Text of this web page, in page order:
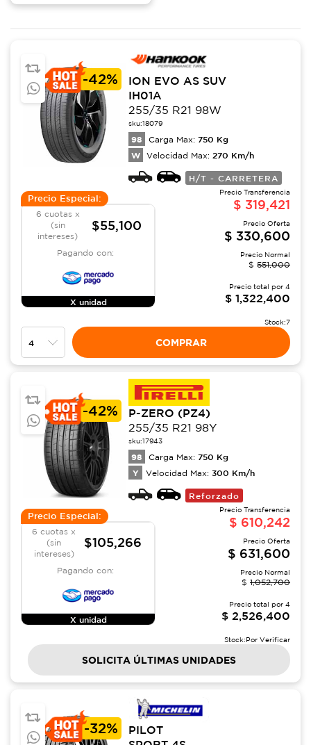
-42%
ION EVO AS SUV
IH01A
255/35 R21 98W
sku:18079
98 Carga Max: 750 Kg
W Velocidad Max: 270 Km/h
H/T - CARRETERA
Precio Especial:
6 cuotas x
(sin
intereses)
$55,100
Pagando con:
X unidad
Precio Transferencia
$ 319,421
Precio Oferta
$ 330,600
Precio Normal
$ 551,000
Precio total por 4
$ 1,322,400
Stock:7
COMPRAR
-42%
P-ZERO (PZ4)
255/35 R21 98Y
sku:17943
98 Carga Max: 750 Kg
Y Velocidad Max: 300 Km/h
Reforzado
Precio Especial:
6 cuotas x
(sin
intereses)
$105,266
Pagando con:
X unidad
Precio Transferencia
$ 610,242
Precio Oferta
$ 631,600
Precio Normal
$ 1,052,700
Precio total por 4
$ 2,526,400
Stock:Por Verificar
SOLICITA ÚLTIMAS UNIDADES
-32%
PILOT